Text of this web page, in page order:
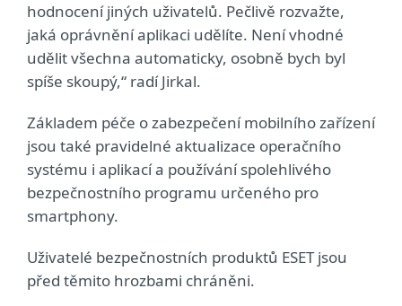
hodnocení jiných uživatelů. Pečlivě rozvažte,
jaká oprávnění aplikaci udělíte. Není vhodné
udělit všechna automaticky, osobně bych byl
spíše skoupý,“ radí Jirkal.
Základem péče o zabezpečení mobilního zařízení
jsou také pravidelné aktualizace operačního
systému i aplikací a používání spolehlivého
bezpečnostního programu určeného pro
smartphony.
Uživatelé bezpečnostních produktů ESET jsou
před těmito hrozbami chráněni.